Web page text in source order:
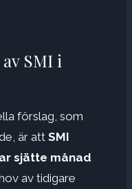
SMI i
förslag, som
är att SMI
sjätte månad
av tidigare